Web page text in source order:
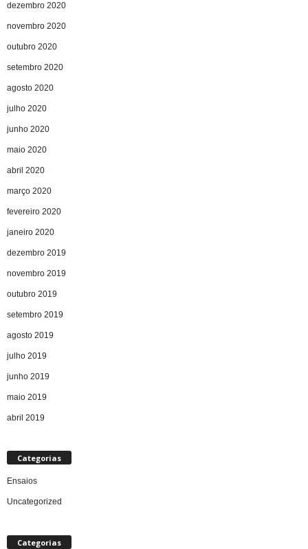
dezembro 2020
novembro 2020
outubro 2020
setembro 2020
agosto 2020
julho 2020
junho 2020
maio 2020
abril 2020
março 2020
fevereiro 2020
janeiro 2020
dezembro 2019
novembro 2019
outubro 2019
setembro 2019
agosto 2019
julho 2019
junho 2019
maio 2019
abril 2019
Categorias
Ensaios
Uncategorized
Categorias